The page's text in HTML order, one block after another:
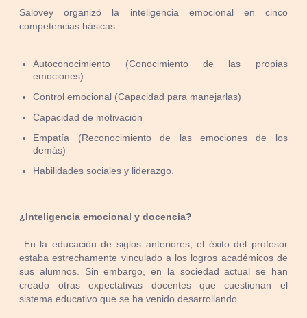
Salovey organizó la inteligencia emocional en cinco
competencias básicas:
Autoconocimiento (Conocimiento de las propias
emociones)
Control emocional (Capacidad para manejarlas)
Capacidad de motivación
Empatía (Reconocimiento de las emociones de los
demás)
Habilidades sociales y liderazgo.
¿Inteligencia emocional y docencia?
En la educación de siglos anteriores, el éxito del profesor
estaba estrechamente vinculado a los logros académicos de
sus alumnos. Sin embargo, en la sociedad actual se han
creado otras expectativas docentes que cuestionan el
sistema educativo que se ha venido desarrollando.